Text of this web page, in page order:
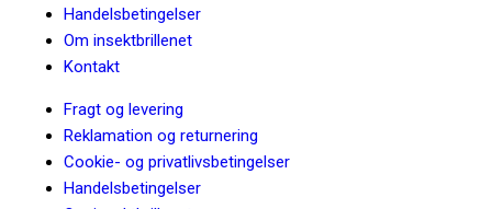
Handelsbetingelser
Om insektbrillenet
Kontakt
Fragt og levering
Reklamation og returnering
Cookie- og privatlivsbetingelser
Handelsbetingelser